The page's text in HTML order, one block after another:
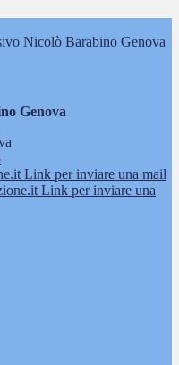
Nicolò Barabino Genova
Genova
Link per inviare una mail
Link per inviare una